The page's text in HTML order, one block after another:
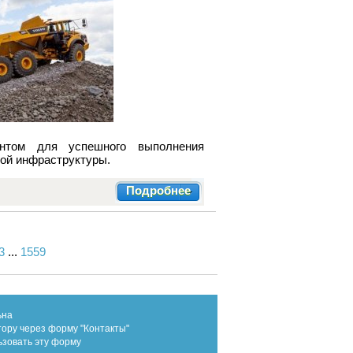
для успешного выполнения
инфраструктуры.
Подробнее
... 1559
через форму "Контакты"
эту форму